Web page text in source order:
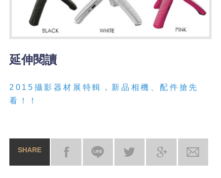
延伸閱讀
2015攝影器材展特輯，新品相機、配件搶先
看！！
SHARE